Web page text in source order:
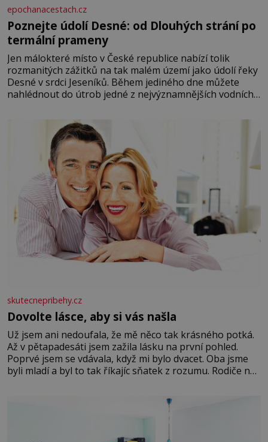
epochanacestach.cz
Poznejte údolí Desné: od Dlouhých strání po
termální prameny
Jen málokteré místo v České republice nabízí tolik
rozmanitých zážitků na tak malém území jako údolí řeky
Desné v srdci Jeseníků. Během jediného dne můžete
nahlédnout do útrob jedné z nejvýznamnějších vodních
se na koloběžce a den zakončit poznáváním památek ve
Velkých Losinách nebo v termálním
skutecnepribehy.cz
Dovolte lásce, aby si vás našla
Už jsem ani nedoufala, že mě něco tak krásného potká.
Až v pětapadesáti jsem zažila lásku na první pohled.
Poprvé jsem se vdávala, když mi bylo dvacet. Oba jsme
byli mladí a byl to tak říkajíc sňatek z rozumu. Rodiče nás